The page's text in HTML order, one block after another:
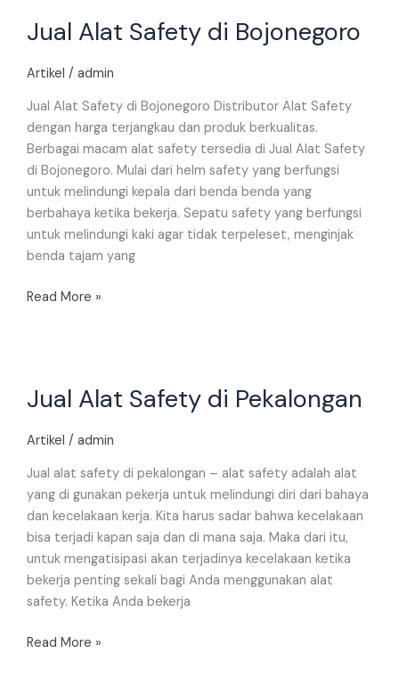
Jual Alat Safety di Bojonegoro
Artikel / admin
Jual Alat Safety di Bojonegoro Distributor Alat Safety
dengan harga terjangkau dan produk berkualitas.
Berbagai macam alat safety tersedia di Jual Alat Safety
di Bojonegoro. Mulai dari helm safety yang berfungsi
untuk melindungi kepala dari benda benda yang
berbahaya ketika bekerja. Sepatu safety yang berfungsi
untuk melindungi kaki agar tidak terpeleset, menginjak
benda tajam yang
Alat
di
Read More »
Jual Alat Safety di Pekalongan
Artikel / admin
Jual alat safety di pekalongan – alat safety adalah alat
yang di gunakan pekerja untuk melindungi diri dari bahaya
dan kecelakaan kerja. Kita harus sadar bahwa kecelakaan
bisa terjadi kapan saja dan di mana saja. Maka dari itu,
untuk mengatisipasi akan terjadinya kecelakaan ketika
bekerja penting sekali bagi Anda menggunakan alat
safety. Ketika Anda bekerja
Alat
di
Read More »